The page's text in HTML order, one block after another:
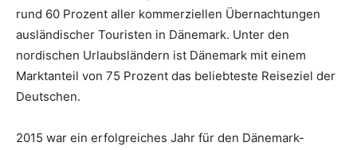
rund 60 Prozent aller kommerziellen Übernachtungen
ausländischer Touristen in Dänemark. Unter den
nordischen Urlaubsländern ist Dänemark mit einem
Marktanteil von 75 Prozent das beliebteste Reiseziel der
Deutschen.
2015 war ein erfolgreiches Jahr für den Dänemark-